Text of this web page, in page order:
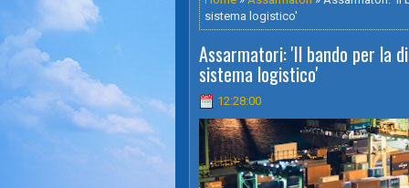
sistema logistico'
Assarmatori: 'Il bando per la
sistema logistico'
12:28:00